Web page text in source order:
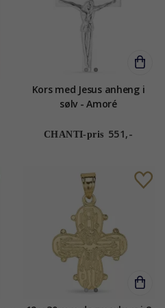
Kors med Jesus anheng i
sølv - Amoré
CHANTI-pris 551,-